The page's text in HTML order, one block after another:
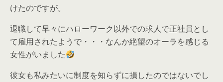
けたのですが。
退職して早々にハローワーク以外での求人で正社員とし
て雇用されたようで・・・なんか絶望のオーラを感じる
女性がいました
彼女も私みたいに制度を知らずに損したのではないでし